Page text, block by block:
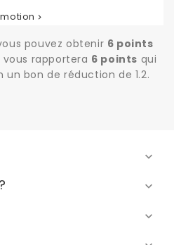

pouvez obtenir 6 points
vous rapportera 6 points qui
un bon de réduction de 1.2.


